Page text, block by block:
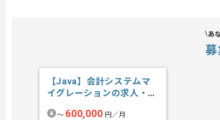
あ
【Java】会計システムマ
イグレーションの求人・案
〜 600,000 円／月